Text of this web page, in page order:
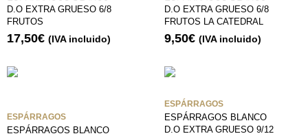
D.O EXTRA GRUESO 6/8
FRUTOS
17,50€ (IVA incluido)
D.O EXTRA GRUESO 6/8
FRUTOS LA CATEDRAL
9,50€ (IVA incluido)
ESPÁRRAGOS
ESPÁRRAGOS BLANCO
ESPÁRRAGOS
ESPÁRRAGOS BLANCO
D.O EXTRA GRUESO 9/12